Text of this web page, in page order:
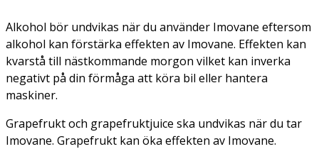
Alkohol bör undvikas när du använder Imovane eftersom
alkohol kan förstärka effekten av Imovane. Effekten kan
kvarstå till nästkommande morgon vilket kan inverka
negativt på din förmåga att köra bil eller hantera
maskiner.
Grapefrukt och grapefruktjuice ska undvikas när du tar
Imovane. Grapefrukt kan öka effekten av Imovane.